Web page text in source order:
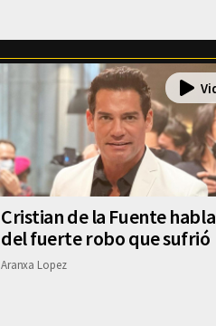
Cristian de la Fuente habla
del fuerte robo que sufrió
Aranxa Lopez